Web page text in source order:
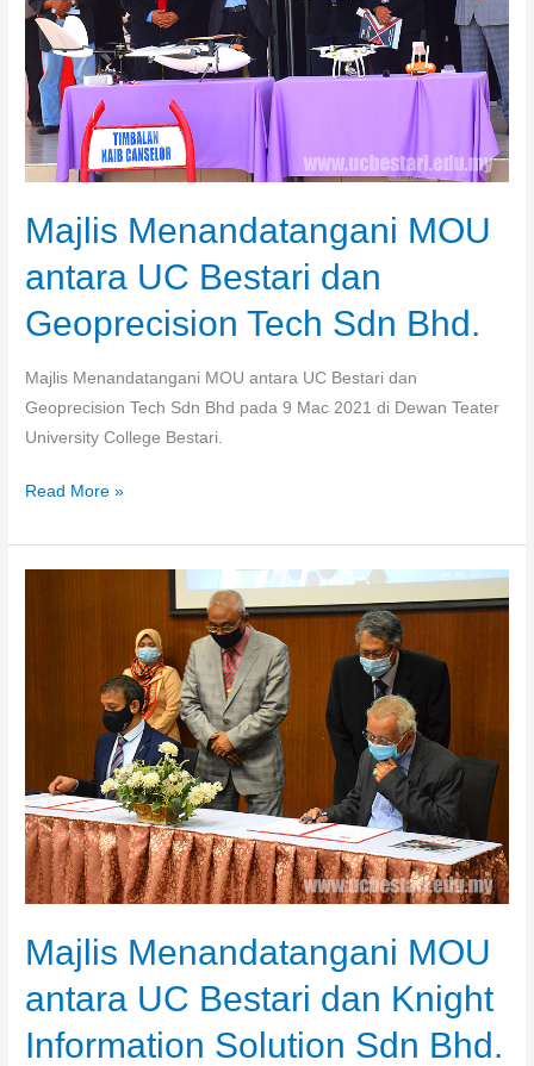
Majlis Menandatangani MOU
antara UC Bestari dan
Geoprecision Tech Sdn Bhd.
Majlis Menandatangani MOU antara UC Bestari dan
Geoprecision Tech Sdn Bhd pada 9 Mac 2021 di Dewan Teater
University College Bestari.
Bestari
dan
Geoprecision
Tech
Sdn
Bhd.
Read More »
Majlis Menandatangani MOU
antara UC Bestari dan Knight
Information Solution Sdn Bhd.
Majlis
Knight
Information
Solution
Sdn